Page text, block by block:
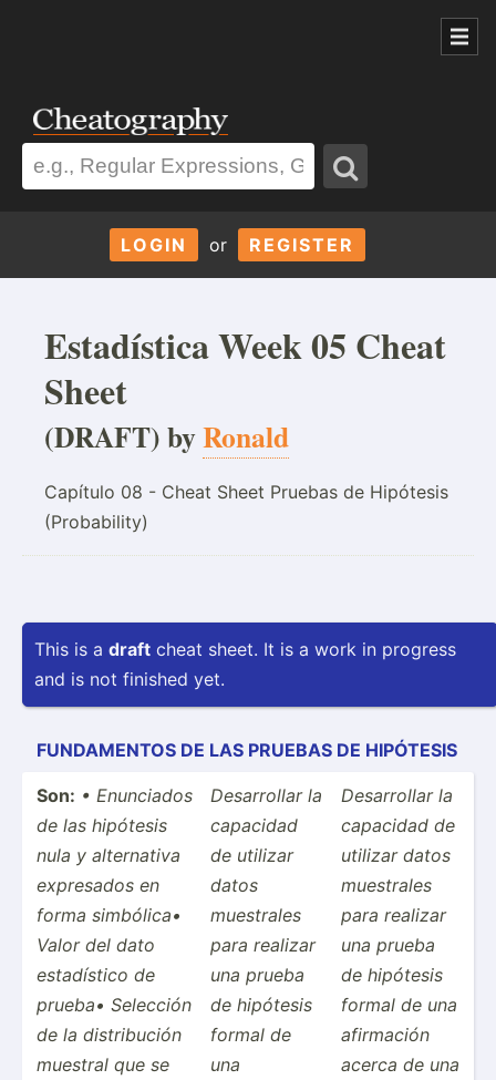
LOGIN or REGISTER
Estadística Week 05 Cheat
Sheet
(DRAFT) byRonald
Capítulo 08 - Cheat Sheet Pruebas de Hipótesis
(Probability)
This is a draft cheat sheet. It is a work in progress
and is not finished yet.
FUND­AMENTOS DE LAS PRUEBAS DE HIPÓTE­SIS
Son: • Enunciados
de las hipótesis
nula y altern­ativa
expresados en
forma simbólica•
Valor del dato
estadí­stico de
prueba• Selección
de la distri­bución
muestral que se
Desarr­ollar la
capacidad
de utilizar
datos
muestrales
para realizar
una prueba
de hipótesis
formal de
una
Desarr­ollar la
capacidad de
utilizar datos
muestrales
para realizar
una prueba
de hipótesis
formal de una
afirmación
acerca de una